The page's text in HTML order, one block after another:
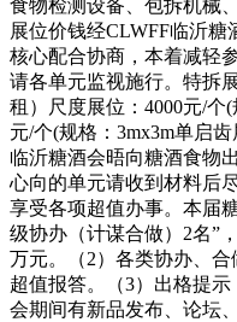
食物检测设备、包拆机械
展位价钱经CLWFF临沂
核心配合协商，本着减轻
请各单元监视施行。特拆
租）尺度展位：4000元/个
元/个(规格：3mx3m单启
临沂糖酒会晤向糖酒食物
心向的单元请收到材料后
享受各项超值办事。本届
级协办（计谋合做）2名”
万元。（2）各类协办、
超值报答。（3）出格提
会期间有新品发布、论坛